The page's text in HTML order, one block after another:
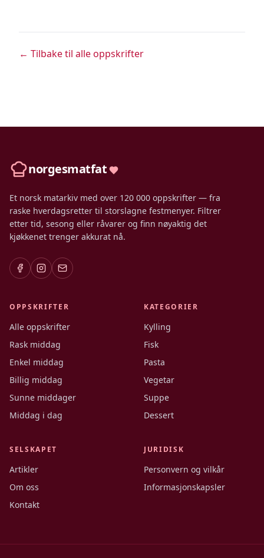
← Tilbake til alle oppskrifter
norgesmatfat
Et norsk matarkiv med over 120 000 oppskrifter — fra
raske hverdagsretter til storslagne festmenyer. Filtrer
etter tid, sesong eller råvarer og finn nøyaktig det
kjøkkenet trenger akkurat nå.
OPPSKRIFTER
Alle oppskrifter
Rask middag
Enkel middag
Billig middag
Sunne middager
Middag i dag
KATEGORIER
Kylling
Fisk
Pasta
Vegetar
Suppe
Dessert
SELSKAPET
Artikler
Om oss
Kontakt
JURIDISK
Personvern og vilkår
Informasjonskapsler